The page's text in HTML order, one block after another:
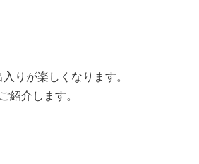
りが楽しくなります。
介します。